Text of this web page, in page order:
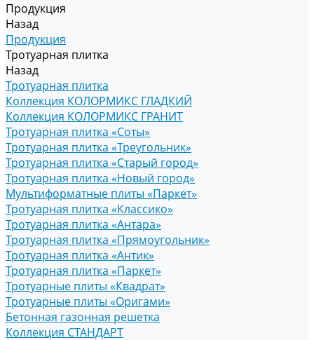
Продукция
Назад
Продукция
Тротуарная плитка
Назад
Тротуарная плитка
Коллекция КОЛОРМИКС ГЛАДКИЙ
Коллекция КОЛОРМИКС ГРАНИТ
Тротуарная плитка «Соты»
Тротуарная плитка «Треугольник»
Тротуарная плитка «Старый город»
Тротуарная плитка «Новый город»
Мультиформатные плиты «Паркет»
Тротуарная плитка «Классико»
Тротуарная плитка «Антара»
Тротуарная плитка «Прямоугольник»
Тротуарная плитка «Антик»
Тротуарная плитка «Паркет»
Тротуарные плиты «Квадрат»
Тротуарные плиты «Оригами»
Бетонная газонная решетка
Коллекция СТАНДАРТ